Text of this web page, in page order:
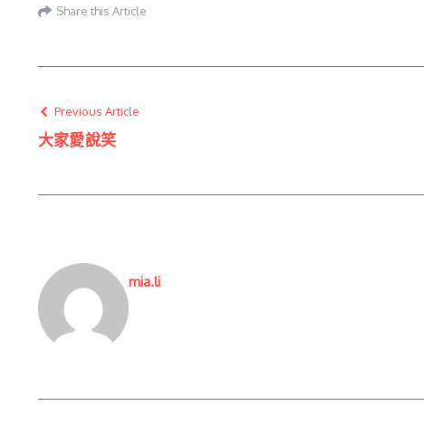
Share this Article
Previous Article
大家愛說笑
mia.li